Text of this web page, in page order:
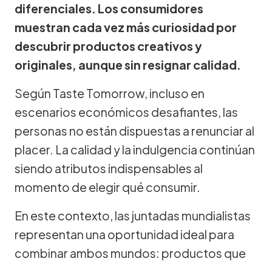
diferenciales. Los consumidores
muestran cada vez más curiosidad por
descubrir productos creativos y
originales, aunque sin resignar calidad.
Según Taste Tomorrow, incluso en
escenarios económicos desafiantes, las
personas no están dispuestas a renunciar al
placer. La calidad y la indulgencia continúan
siendo atributos indispensables al
momento de elegir qué consumir.
En este contexto, las juntadas mundialistas
representan una oportunidad ideal para
combinar ambos mundos: productos que